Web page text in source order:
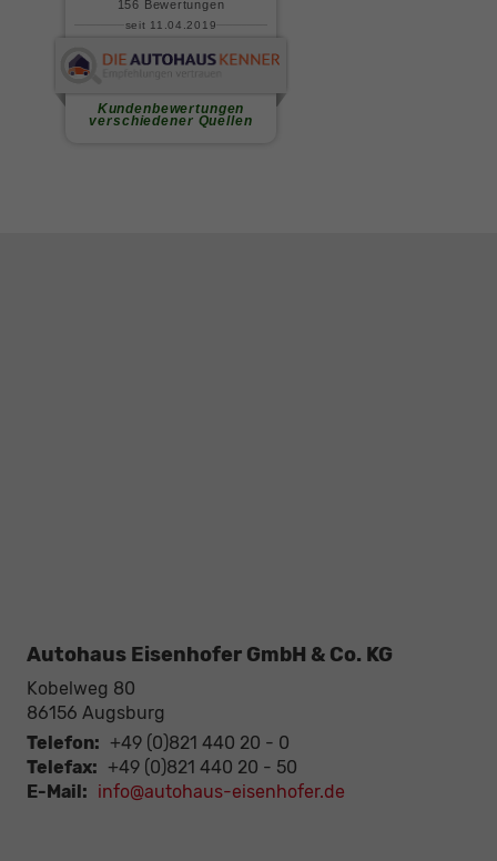
Autohaus Eisenhofer GmbH & Co. KG
Kobelweg 80
86156 Augsburg
Telefon: +49 (0)821 440 20 - 0
Telefax: +49 (0)821 440 20 - 50
E-Mail: info@autohaus-eisenhofer.de